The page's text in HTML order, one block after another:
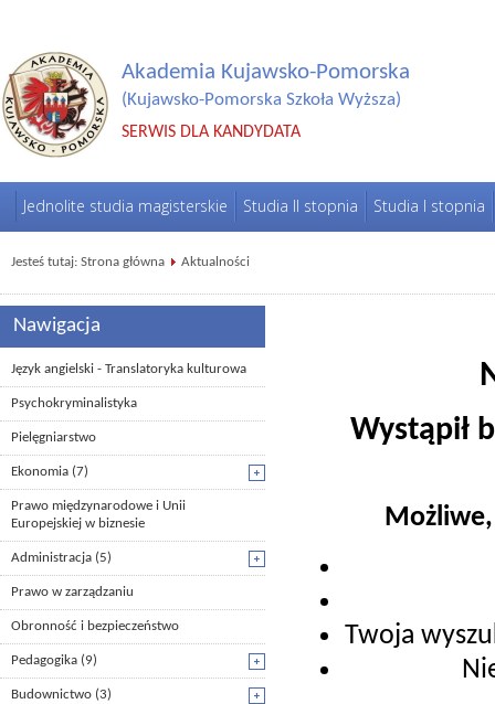
Akademia Kujawsko-Pomorska
(Kujawsko-Pomorska Szkoła Wyższa)
SERWIS DLA KANDYDATA
Jednolite studia magisterskie Studia II stopnia Studia I stopnia
Jesteś tutaj: Strona główna Aktualności
Nawigacja
Język angielski - Translatoryka kulturowa
Psychokryminalistyka
Pielęgniarstwo
Ekonomia (7)
Prawo międzynarodowe i Unii
Europejskiej w biznesie
Administracja (5)
Prawo w zarządzaniu
Obronność i bezpieczeństwo
Pedagogika (9)
Budownictwo (3)
Wystąpił
Twoja